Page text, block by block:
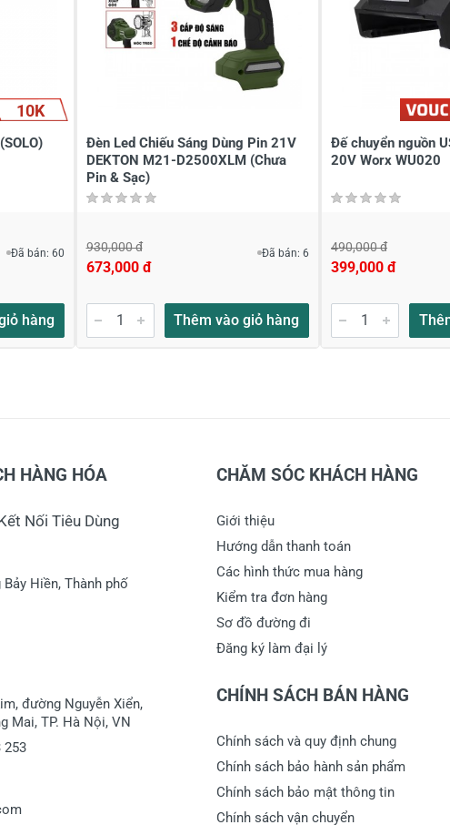
10K
Đã bán: 60
hàng
Đèn Led Chiếu Sáng Dùng Pin 21V
DEKTON M21-D2500XLM (Chưa
Pin & Sạc)
930,000 đ
673,000 đ
Đã bán: 6
Thêm vào giỏ hàng
Đế chuyển nguồn
20V Worx WU020
490,000 đ
399,000 đ
HÀNG HÓA
Nối Tiêu Dùng
Hiền, Thành phố
đường Nguyễn Xiển,
Mai, TP. Hà Nội, VN
253
CHĂM SÓC KHÁCH HÀNG
Giới thiệu
Hướng dẫn thanh toán
Các hình thức mua hàng
Kiểm tra đơn hàng
Sơ đồ đường đi
Đăng ký làm đại lý
CHÍNH SÁCH BÁN HÀNG
Chính sách và quy định chung
Chính sách bảo hành sản phẩm
Chính sách bảo mật thông tin
Chính sách vận chuyển